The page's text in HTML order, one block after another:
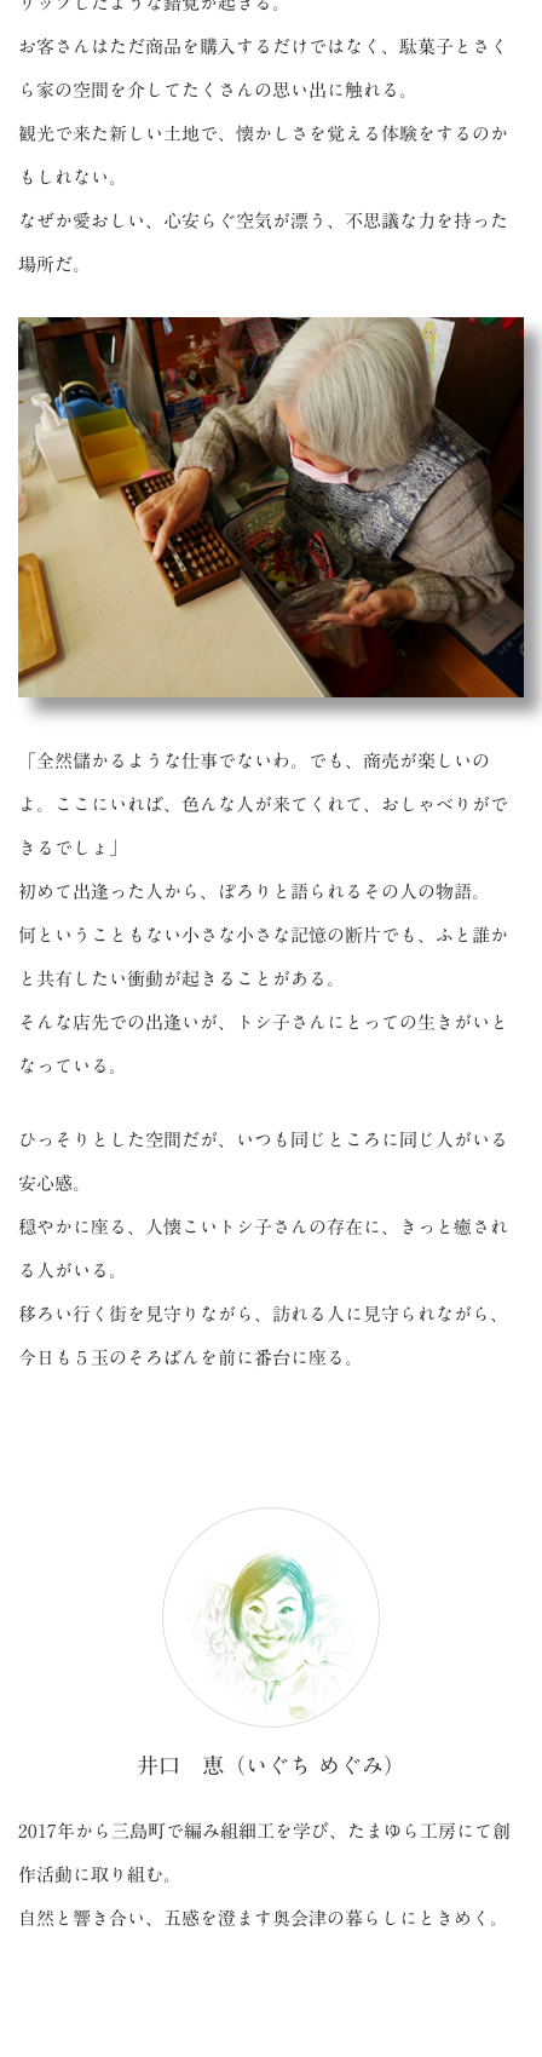
お客さんはただ商品を購入するだけではなく、駄菓子とさく
ら家の空間を介してたくさんの思い出に触れる。
観光で来た新しい土地で、懐かしさを覚える体験をするのか
もしれない。
なぜか愛おしい、心安らぐ空気が漂う、不思議な力を持った
場所だ。
「全然儲かるような仕事でないわ。でも、商売が楽しいの
よ。ここにいれば、色んな人が来てくれて、おしゃべりがで
きるでしょ」
初めて出逢った人から、ぽろりと語られるその人の物語。
何ということもない小さな小さな記憶の断片でも、ふと誰か
と共有したい衝動が起きることがある。
そんな店先での出逢いが、トシ子さんにとっての生きがいと
なっている。
ひっそりとした空間だが、いつも同じところに同じ人がいる
安心感。
穏やかに座る、人懐こいトシ子さんの存在に、きっと癒され
る人がいる。
移ろい行く街を見守りながら、訪れる人に見守られながら、
今日も５玉のそろばんを前に番台に座る。
井口 恵（いぐち めぐみ）
2017年から三島町で編み組細工を学び、たまゆら工房にて創
作活動に取り組む。
自然と響き合い、五感を澄ます奥会津の暮らしにときめく。